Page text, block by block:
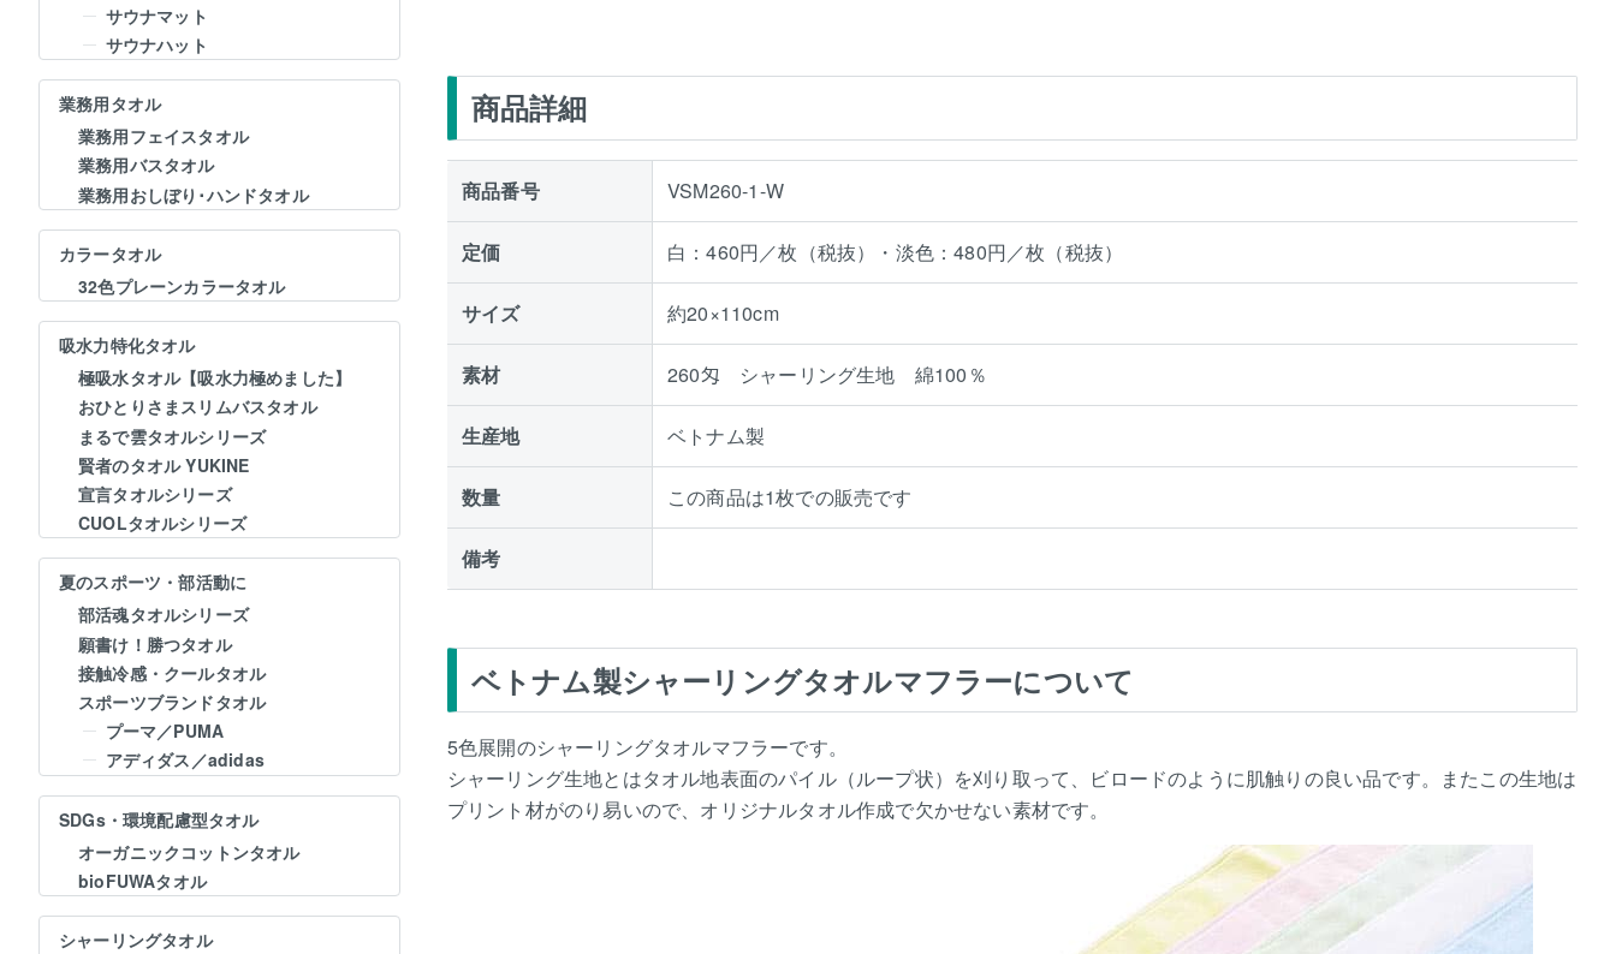
サウナマット
サウナハット
業務用タオル
業務用フェイスタオル
業務用バスタオル
業務用おしぼり･ハンドタオル
カラータオル
32色プレーンカラータオル
吸水力特化タオル
極吸水タオル【吸水力極めました】
おひとりさまスリムバスタオル
まるで雲タオルシリーズ
賢者のタオル YUKINE
宣言タオルシリーズ
CUOLタオルシリーズ
夏のスポーツ・部活動に
部活魂タオルシリーズ
願書け！勝つタオル
接触冷感・クールタオル
スポーツブランドタオル
プーマ／PUMA
アディダス／adidas
SDGs・環境配慮型タオル
オーガニックコットンタオル
bioFUWAタオル
シャーリングタオル
商品詳細
商品番号 VSM260-1-W
定価 白：460円／枚（税抜）・淡色：480円／枚（税抜）
サイズ 約20×110cm
素材 260匁 シャーリング生地 綿100％
生産地 ベトナム製
数量 この商品は1枚での販売です
備考
ベトナム製シャーリングタオルマフラーについて
5色展開のシャーリングタオルマフラーです。
シャーリング生地とはタオル地表面のパイル（ループ状）を刈り取って、ビロードのように肌触りの良い品です。またこの生地は
プリント材がのり易いので、オリジナルタオル作成で欠かせない素材です。